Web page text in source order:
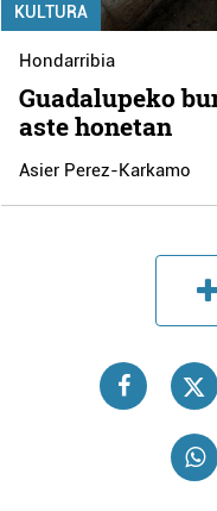
KULTURA
Hondarribia
Guadalupeko
aste honetan
Asier Perez-Karkamo